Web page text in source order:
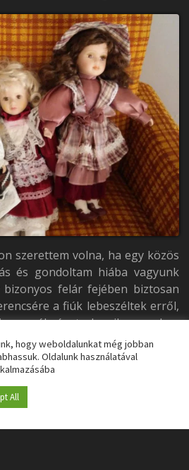
szerettem volna, ha egy közös
és gondoltam hiába vagyunk
felár fejében biztosan
a fiúk lebeszéltek erről,
az élményt, ha ilyen sokan
megoldásként két részletben
és miután az első csapat
mögül végignézhették, hogyan
a rugalmas hozzáállással
magát.
hogy weboldalunkat még jobban
Oldalunk használatával
All